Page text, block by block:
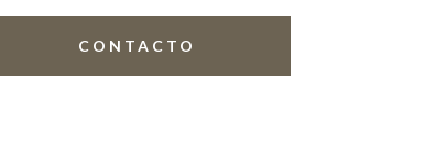
CONTACTO